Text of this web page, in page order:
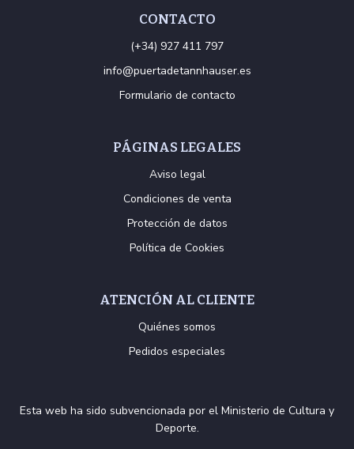
CONTACTO
(+34) 927 411 797
info@puertadetannhauser.es
Formulario de contacto
PÁGINAS LEGALES
Aviso legal
Condiciones de venta
Protección de datos
Política de Cookies
ATENCIÓN AL CLIENTE
Quiénes somos
Pedidos especiales
Esta web ha sido subvencionada por el Ministerio de Cultura y
Deporte.